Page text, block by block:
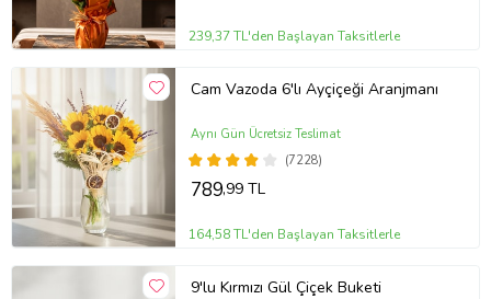
239,37 TL'den Başlayan Taksitlerle
Cam Vazoda 6'lı Ayçiçeği Aranjmanı
(7228)
Aynı Gün Ücretsiz Teslimat
789,99 TL
164,58 TL'den Başlayan Taksitlerle
9'lu Kırmızı Gül Çiçek Buketi